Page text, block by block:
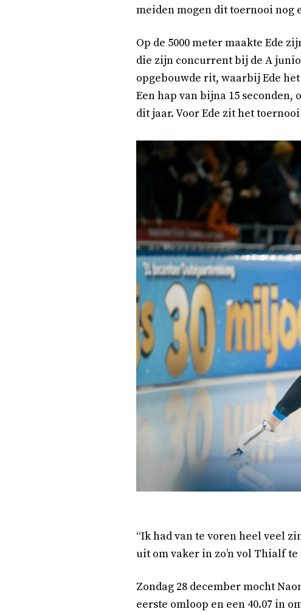
meiden mogen dit toernooi nog
Op de 5000 meter maakte Ede
die zijn concurrent bij de A
opgebouwde rit, waarbij Ede
Een hap van bijna 15 seconden,
dit jaar. Voor Ede zit het
“Ik had van te voren heel veel
uit om vaker in zo’n vol Thialf
Zondag 28 december mocht
eerste omloop en een 40.07 in